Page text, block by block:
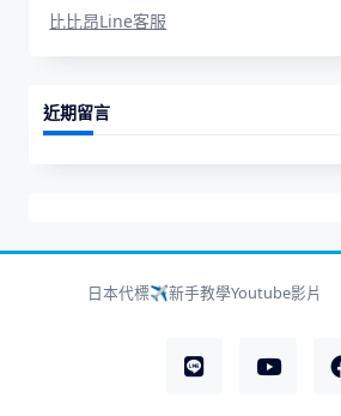
比比昂Line客服
近期留言
日本代標✈新手教學Youtube影片